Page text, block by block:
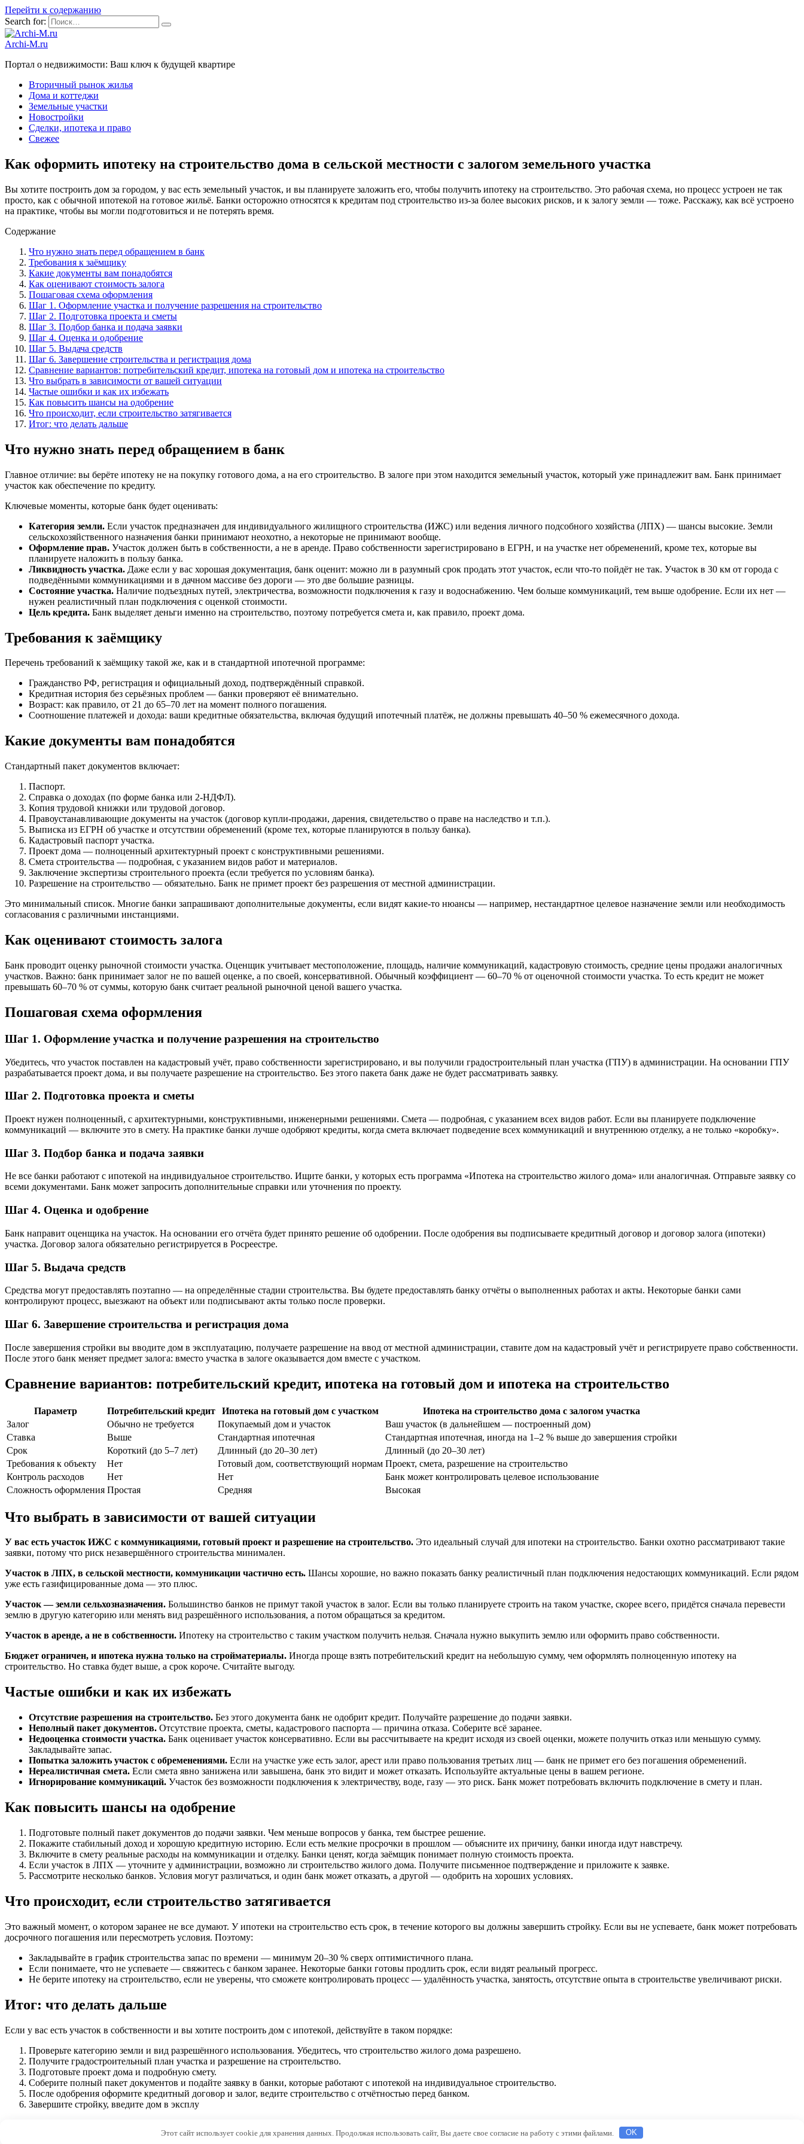
Перейти к содержанию
Search for:
Archi-M.ru
Портал о недвижимости: Ваш ключ к будущей квартире
Вторичный рынок жилья
Дома и коттеджи
Земельные участки
Новостройки
Сделки, ипотека и право
Свежее
Как оформить ипотеку на строительство дома в сельской местности с залогом земельного участка
Вы хотите построить дом за городом, у вас есть земельный участок, и вы планируете заложить его, чтобы получить ипотеку на строительство. Это рабочая схема, но процесс устроен не так
просто, как с обычной ипотекой на готовое жильё. Банки осторожно относятся к кредитам под строительство из-за более высоких рисков, и к залогу земли — тоже. Расскажу, как всё устроено
на практике, чтобы вы могли подготовиться и не потерять время.
Содержание
Что нужно знать перед обращением в банк
Требования к заёмщику
Какие документы вам понадобятся
Как оценивают стоимость залога
Пошаговая схема оформления
Шаг 1. Оформление участка и получение разрешения на строительство
Шаг 2. Подготовка проекта и сметы
Шаг 3. Подбор банка и подача заявки
Шаг 4. Оценка и одобрение
Шаг 5. Выдача средств
Шаг 6. Завершение строительства и регистрация дома
Сравнение вариантов: потребительский кредит, ипотека на готовый дом и ипотека на строительство
Что выбрать в зависимости от вашей ситуации
Частые ошибки и как их избежать
Как повысить шансы на одобрение
Что происходит, если строительство затягивается
Итог: что делать дальше
Что нужно знать перед обращением в банк
Главное отличие: вы берёте ипотеку не на покупку готового дома, а на его строительство. В залоге при этом находится земельный участок, который уже принадлежит вам. Банк принимает
участок как обеспечение по кредиту.
Ключевые моменты, которые банк будет оценивать:
Категория земли. Если участок предназначен для индивидуального жилищного строительства (ИЖС) или ведения личного подсобного хозяйства (ЛПХ) — шансы высокие. Земли
сельскохозяйственного назначения банки принимают неохотно, а некоторые не принимают вообще.
Оформление прав. Участок должен быть в собственности, а не в аренде. Право собственности зарегистрировано в ЕГРН, и на участке нет обременений, кроме тех, которые вы
планируете наложить в пользу банка.
Ликвидность участка. Даже если у вас хорошая документация, банк оценит: можно ли в разумный срок продать этот участок, если что-то пойдёт не так. Участок в 30 км от города с
подведёнными коммуникациями и в дачном массиве без дороги — это две большие разницы.
Состояние участка. Наличие подъездных путей, электричества, возможности подключения к газу и водоснабжению. Чем больше коммуникаций, тем выше одобрение. Если их нет —
нужен реалистичный план подключения с оценкой стоимости.
Цель кредита. Банк выделяет деньги именно на строительство, поэтому потребуется смета и, как правило, проект дома.
Требования к заёмщику
Перечень требований к заёмщику такой же, как и в стандартной ипотечной программе:
Гражданство РФ, регистрация и официальный доход, подтверждённый справкой.
Кредитная история без серьёзных проблем — банки проверяют её внимательно.
Возраст: как правило, от 21 до 65–70 лет на момент полного погашения.
Соотношение платежей и дохода: ваши кредитные обязательства, включая будущий ипотечный платёж, не должны превышать 40–50 % ежемесячного дохода.
Какие документы вам понадобятся
Стандартный пакет документов включает:
Паспорт.
Справка о доходах (по форме банка или 2-НДФЛ).
Копия трудовой книжки или трудовой договор.
Правоустанавливающие документы на участок (договор купли-продажи, дарения, свидетельство о праве на наследство и т.п.).
Выписка из ЕГРН об участке и отсутствии обременений (кроме тех, которые планируются в пользу банка).
Кадастровый паспорт участка.
Проект дома — полноценный архитектурный проект с конструктивными решениями.
Смета строительства — подробная, с указанием видов работ и материалов.
Заключение экспертизы строительного проекта (если требуется по условиям банка).
Разрешение на строительство — обязательно. Банк не примет проект без разрешения от местной администрации.
Это минимальный список. Многие банки запрашивают дополнительные документы, если видят какие-то нюансы — например, нестандартное целевое назначение земли или необходимость
согласования с различными инстанциями.
Как оценивают стоимость залога
Банк проводит оценку рыночной стоимости участка. Оценщик учитывает местоположение, площадь, наличие коммуникаций, кадастровую стоимость, средние цены продажи аналогичных
участков. Важно: банк принимает залог не по вашей оценке, а по своей, консервативной. Обычный коэффициент — 60–70 % от оценочной стоимости участка. То есть кредит не может
превышать 60–70 % от суммы, которую банк считает реальной рыночной ценой вашего участка.
Пошаговая схема оформления
Шаг 1. Оформление участка и получение разрешения на строительство
Убедитесь, что участок поставлен на кадастровый учёт, право собственности зарегистрировано, и вы получили градостроительный план участка (ГПУ) в администрации. На основании ГПУ
разрабатывается проект дома, и вы получаете разрешение на строительство. Без этого пакета банк даже не будет рассматривать заявку.
Шаг 2. Подготовка проекта и сметы
Проект нужен полноценный, с архитектурными, конструктивными, инженерными решениями. Смета — подробная, с указанием всех видов работ. Если вы планируете подключение
коммуникаций — включите это в смету. На практике банки лучше одобряют кредиты, когда смета включает подведение всех коммуникаций и внутреннюю отделку, а не только «коробку».
Шаг 3. Подбор банка и подача заявки
Не все банки работают с ипотекой на индивидуальное строительство. Ищите банки, у которых есть программа «Ипотека на строительство жилого дома» или аналогичная. Отправьте заявку со
всеми документами. Банк может запросить дополнительные справки или уточнения по проекту.
Шаг 4. Оценка и одобрение
Банк направит оценщика на участок. На основании его отчёта будет принято решение об одобрении. После одобрения вы подписываете кредитный договор и договор залога (ипотеки)
участка. Договор залога обязательно регистрируется в Росреестре.
Шаг 5. Выдача средств
Средства могут предоставлять поэтапно — на определённые стадии строительства. Вы будете предоставлять банку отчёты о выполненных работах и акты. Некоторые банки сами
контролируют процесс, выезжают на объект или подписывают акты только после проверки.
Шаг 6. Завершение строительства и регистрация дома
После завершения стройки вы вводите дом в эксплуатацию, получаете разрешение на ввод от местной администрации, ставите дом на кадастровый учёт и регистрируете право собственности.
После этого банк меняет предмет залога: вместо участка в залоге оказывается дом вместе с участком.
Сравнение вариантов: потребительский кредит, ипотека на готовый дом и ипотека на строительство
Параметр Потребительский кредит Ипотека на готовый дом с участком
Ипотека на строительство дома с залогом участка
Залог
Обычно не требуется Покупаемый дом и участок
Ваш участок (в дальнейшем — построенный дом)
Ставка
Выше Стандартная ипотечная
Стандартная ипотечная, иногда на 1–2 % выше до завершения стройки
Срок
Короткий (до 5–7 лет) Длинный (до 20–30 лет)
Длинный (до 20–30 лет)
Требования к объекту
Нет Готовый дом, соответствующий нормам Проект, смета, разрешение на строительство
Контроль расходов
Нет Нет
Банк может контролировать целевое использование
Сложность оформления Простая Средняя Высокая
Что выбрать в зависимости от вашей ситуации
У вас есть участок ИЖС с коммуникациями, готовый проект и разрешение на строительство. Это идеальный случай для ипотеки на строительство. Банки охотно рассматривают такие
заявки, потому что риск незавершённого строительства минимален.
Участок в ЛПХ, в сельской местности, коммуникации частично есть. Шансы хорошие, но важно показать банку реалистичный план подключения недостающих коммуникаций. Если рядом
уже есть газифицированные дома — это плюс.
Участок — земли сельхозназначения. Большинство банков не примут такой участок в залог. Если вы только планируете строить на таком участке, скорее всего, придётся сначала перевести
землю в другую категорию или менять вид разрешённого использования, а потом обращаться за кредитом.
Участок в аренде, а не в собственности. Ипотеку на строительство с таким участком получить нельзя. Сначала нужно выкупить землю или оформить право собственности.
Бюджет ограничен, и ипотека нужна только на стройматериалы. Иногда проще взять потребительский кредит на небольшую сумму, чем оформлять полноценную ипотеку на
строительство. Но ставка будет выше, а срок короче. Считайте выгоду.
Частые ошибки и как их избежать
Отсутствие разрешения на строительство. Без этого документа банк не одобрит кредит. Получайте разрешение до подачи заявки.
Неполный пакет документов. Отсутствие проекта, сметы, кадастрового паспорта — причина отказа. Соберите всё заранее.
Недооценка стоимости участка. Банк оценивает участок консервативно. Если вы рассчитываете на кредит исходя из своей оценки, можете получить отказ или меньшую сумму.
Закладывайте запас.
Попытка заложить участок с обременениями. Если на участке уже есть залог, арест или право пользования третьих лиц — банк не примет его без погашения обременений.
Нереалистичная смета. Если смета явно занижена или завышена, банк это видит и может отказать. Используйте актуальные цены в вашем регионе.
Игнорирование коммуникаций. Участок без возможности подключения к электричеству, воде, газу — это риск. Банк может потребовать включить подключение в смету и план.
Как повысить шансы на одобрение
Подготовьте полный пакет документов до подачи заявки. Чем меньше вопросов у банка, тем быстрее решение.
Покажите стабильный доход и хорошую кредитную историю. Если есть мелкие просрочки в прошлом — объясните их причину, банки иногда идут навстречу.
Включите в смету реальные расходы на коммуникации и отделку. Банки ценят, когда заёмщик понимает полную стоимость проекта.
Если участок в ЛПХ — уточните у администрации, возможно ли строительство жилого дома. Получите письменное подтверждение и приложите к заявке.
Рассмотрите несколько банков. Условия могут различаться, и один банк может отказать, а другой — одобрить на хороших условиях.
Что происходит, если строительство затягивается
Это важный момент, о котором заранее не все думают. У ипотеки на строительство есть срок, в течение которого вы должны завершить стройку. Если вы не успеваете, банк может потребовать
досрочного погашения или пересмотреть условия. Поэтому:
Закладывайте в график строительства запас по времени — минимум 20–30 % сверх оптимистичного плана.
Если понимаете, что не успеваете — свяжитесь с банком заранее. Некоторые банки готовы продлить срок, если видят реальный прогресс.
Не берите ипотеку на строительство, если не уверены, что сможете контролировать процесс — удалённость участка, занятость, отсутствие опыта в строительстве увеличивают риски.
Итог: что делать дальше
Если у вас есть участок в собственности и вы хотите построить дом с ипотекой, действуйте в таком порядке:
Проверьте категорию земли и вид разрешённого использования. Убедитесь, что строительство жилого дома разрешено.
Получите градостроительный план участка и разрешение на строительство.
Подготовьте проект дома и подробную смету.
Соберите полный пакет документов и подайте заявку в банки, которые работают с ипотекой на индивидуальное строительство.
После одобрения оформите кредитный договор и залог, ведите строительство с отчётностью перед банком.
Завершите стройку, введите дом в эксплу
Этот сайт использует cookie для хранения данных. Продолжая использовать сайт, Вы даете свое согласие на работу с этими файлами. OK